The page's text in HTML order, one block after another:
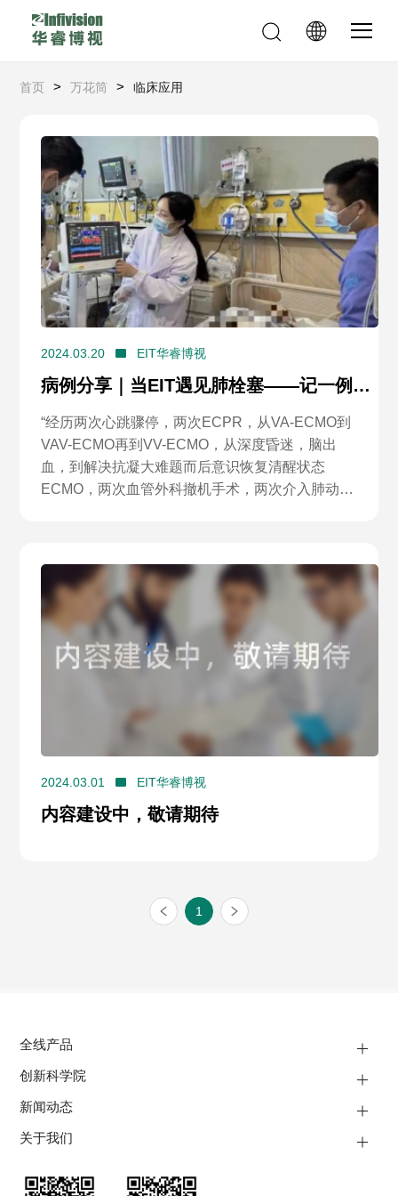
首页 > 万花筒 > 临床应用
2024.03.20 EIT华睿博视
病例分享｜当EIT遇见肺栓塞——记一例
VAV-ECMO成功救治大面积肺栓塞心脏骤
停患者
“经历两次心跳骤停，两次ECPR，从VA-ECMO到
VAV-ECMO再到VV-ECMO，从深度昏迷，脑出
血，到解决抗凝大难题而后意识恢复清醒状态
ECMO，两次血管外科撤机手术，两次介入肺动脉
2024.03.01 EIT华睿博视
内容建设中，敬请期待
1
全线产品
创新科学院
新闻动态
关于我们